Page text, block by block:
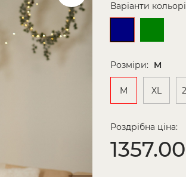
Варіанти
Розміри: M
M XL
Роздрібна ціна:
1357.00